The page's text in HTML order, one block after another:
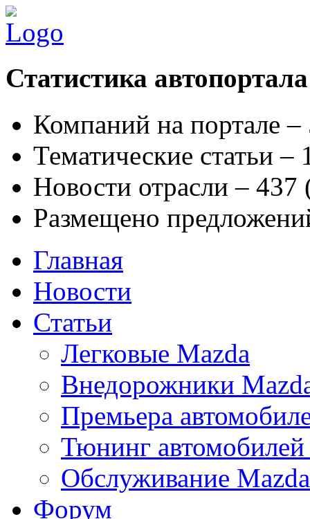
Статистика автопортала
Компаний на портале
Тематические статьи –
Новости отрасли – 437
Размещено
Главная
Новости
Статьи
Легковые Mazda
Внедорожники
Премьера
Тюнинг
Обслуживание Mazda
Форум